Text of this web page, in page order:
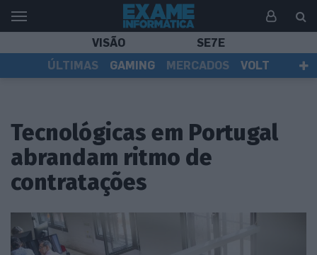
VISÃO
SE7E
ÚLTIMAS
GAMING MERCADOS
VOLT
Tecnológicas em Portugal
abrandam ritmo de
contratações